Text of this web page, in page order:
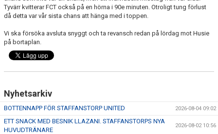
Tyvärr kvitterar FCT också på en hörna i 90e minuten. Otroligt tung förlust
då detta var vår sista chans att hänga med i toppen.
Vi ska försöka avsluta snyggt och ta revansch redan på lördag mot Husie
på bortaplan.
Nyhetsarkiv
BOTTENNAPP FÖR STAFFANSTORP UNITED 2026-08-04 09:02
ETT SNACK MED BESNIK LLAZANI. STAFFANSTORPS NYA
HUVUDTRÄNARE
2026-08-02 10:56